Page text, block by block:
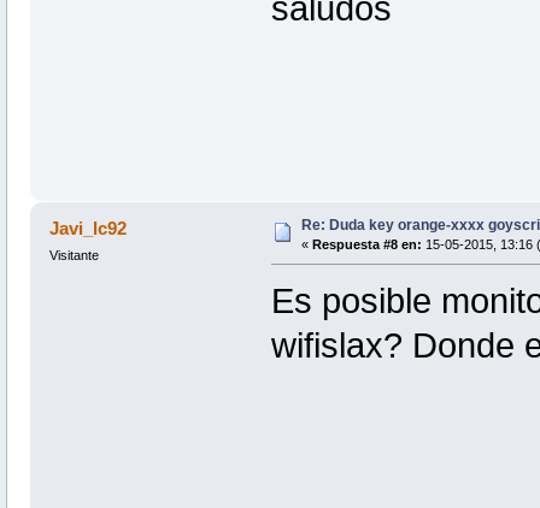
saludos
Javi_lc92
Visitante
Re: Duda key orange-xxxx
« Respuesta #8 en: 15-05-2015, 13:16
Es posible
wifislax? Donde